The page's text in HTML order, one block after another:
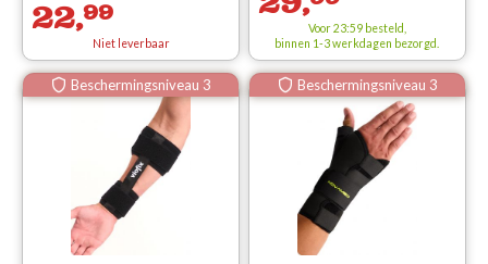
22,99
Niet leverbaar
Voor 23:59 besteld,
binnen 1-3 werkdagen bezorgd.
Beschermingsniveau 3 Beschermingsniveau 3